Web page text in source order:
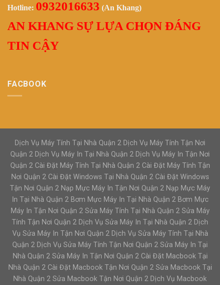
Hotline: 0932016633 (An Khang)
AN KHANG SỰ LỰA CHỌN ĐÁNG
TIN CẬY
FACBOOK
Dịch Vụ Máy Tính Tại Nhà Quận 2 Dịch Vụ Máy Tính Tận Nơi
Quận 2 Dịch Vụ Máy In Tại Nhà Quận 2 Dịch Vụ Máy In Tận Nơi
Quận 2 Cài Đặt Máy Tính Tại Nhà Quận 2 Cài Đặt Máy Tính Tận
Nơi Quận 2 Cài Đặt Windows Tại Nhà Quận 2 Cài Đặt Windows
Tận Nơi Quận 2 Nạp Mực Máy In Tận Nơi Quận 2 Nạp Mực Máy
In Tại Nhà Quận 2 Bơm Mực Máy In Tại Nhà Quận 2 Bơm Mực
Máy In Tận Nơi Quận 2 Sửa Máy Tính Tại Nhà Quận 2 Sửa Máy
Tính Tận Nơi Quận 2 Dịch Vụ Sửa Máy In Tại Nhà Quận 2 Dịch
Vụ Sửa Máy In Tận Nơi Quận 2 Dịch Vụ Sửa Máy Tính Tại Nhà
Quận 2 Dịch Vụ Sửa Máy Tính Tận Nơi Quận 2 Sửa Máy In Tại
Nhà Quận 2 Sửa Máy In Tận Nơi Quận 2 Cài Đặt Macbook Tại
Nhà Quận 2 Cài Đặt Macbook Tận Nơi Quận 2 Sửa Macbook Tại
Nhà Quận 2 Sửa Macbook Tận Nơi Quận 2 Dịch Vụ Macbook